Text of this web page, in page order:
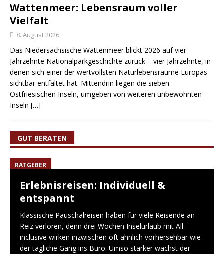
Wattenmeer: Lebensraum voller
Vielfalt
8. August 2026
Das Niedersächsische Wattenmeer blickt 2026 auf vier
Jahrzehnte Nationalparkgeschichte zurück – vier Jahrzehnte, in
denen sich einer der wertvollsten Naturlebensräume Europas
sichtbar entfaltet hat. Mittendrin liegen die sieben
Ostfriesischen Inseln, umgeben von weiteren unbewohnten
Inseln […]
GUT BERATEN
RATGEBER
Erlebnisreisen: Individuell &
entspannt
Klassische Pauschalreisen haben für viele Reisende an
Reiz verloren, denn drei Wochen Inselurlaub mit All-
inclusive wirken inzwischen oft ähnlich vorhersehbar wie
der tägliche Gang ins Büro. Umso stärker wächst der